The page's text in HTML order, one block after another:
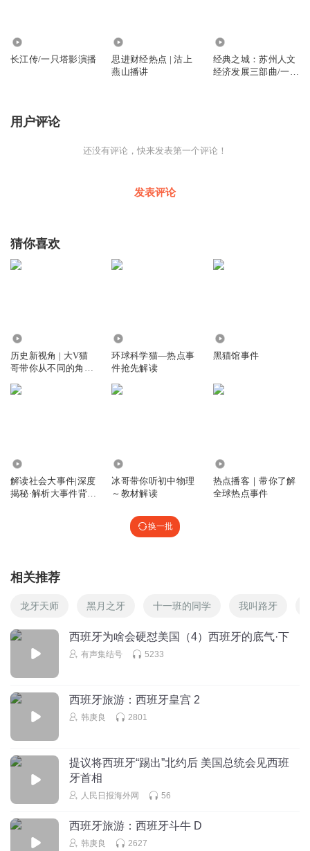
长江传/一只塔影演播
思进财经热点 | 沽上
燕山播讲
经典之城：苏州人文
经济发展三部曲/一只
用户评论
还没有评论，快来发表第一个评论！
发表评论
猜你喜欢
历史新视角 | 大V猫
哥带你从不同的角度
后的故事【超低价】
环球科学猫—热点事
件抢先解读
黑猫馆事件
解读社会大事件|深度
揭秘·解析大事件背后
冰哥带你听初中物理
～教材解读
热点播客｜带你了解
全球热点事件
换一批
相关推荐
龙牙天师 黑月之牙 十一班的同学 我叫路牙
西班牙为啥会硬怼美国（4）西班牙的底气·下
有声集结号 5233
西班牙旅游：西班牙皇宫 2
韩庚良 2801
提议将西班牙“踢出”北约后 美国总统会见西班
牙首相
人民日报海外网 56
西班牙旅游：西班牙斗牛 D
韩庚良 2627